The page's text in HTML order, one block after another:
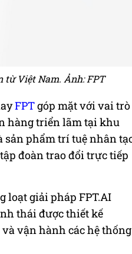
từ Việt Nam. Ảnh: FPT
FPTgóp mặt với vai trò
hàng triển lãm tại khu
sản phẩm trí tuệ nhân
đoàn trao đổi trực tiếp
loạt giải pháp FPT.AI
thái được thiết kế
vận hành các hệ thống